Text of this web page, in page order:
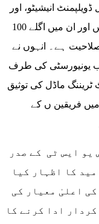
انیشیٹو، اور
گلوبل سیکورٹی انیشیٹو سبھی بہت اہم ہیں اور ان میں اگلے 100
ہے۔ انہوں نے
یونیورسٹی کی طرف
پر قائم کردہ ''2+2'' ٹیلنٹ ٹریننگ ماڈل کی توثیق
فریقین ں کے
یو ایس ٹی کے صدر
کا اظہار کیا
اعلیٰ معیار کی
ادا کرنے کا